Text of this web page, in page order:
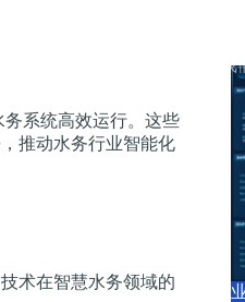
关于我
系统高效运行。这些
推动水务行业智能化
术在智慧水务领域的